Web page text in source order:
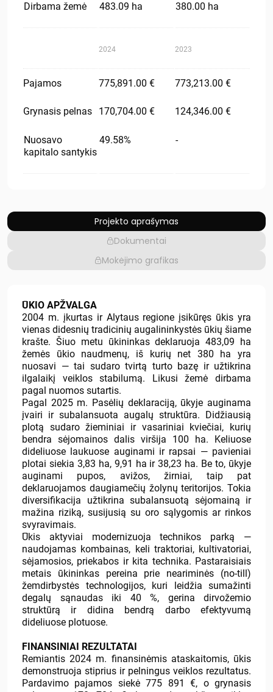
Dirbama žemė 483.09 ha 380.00 ha
2024 2023
Pajamos 775,891.00 € 773,213.00 €
Grynasis pelnas 170,704.00 € 124,346.00 €
Nuosavo
kapitalo santykis
49.58% -
Projekto aprašymas
Dokumentai
Mokėjimo grafikas
ŪKIO APŽVALGA
2004 m. įkurtas ir Alytaus regione įsikūręs ūkis yra
vienas didesnių tradicinių augalininkystės ūkių šiame
krašte. Šiuo metu ūkininkas deklaruoja 483,09 ha
žemės ūkio naudmenų, iš kurių net 380 ha yra
nuosavi — tai sudaro tvirtą turto bazę ir užtikrina
ilgalaikį veiklos stabilumą. Likusi žemė dirbama
pagal nuomos sutartis.
Pagal 2025 m. Pasėlių deklaraciją, ūkyje auginama
įvairi ir subalansuota augalų struktūra. Didžiausią
plotą sudaro žieminiai ir vasariniai kviečiai, kurių
bendra sėjomainos dalis viršija 100 ha. Keliuose
dideliuose laukuose auginami ir rapsai — pavieniai
plotai siekia 3,83 ha, 9,91 ha ir 38,23 ha. Be to, ūkyje
auginami pupos, avižos, žirniai, taip pat
deklaruojamos daugiamečių žolynų teritorijos. Tokia
diversifikacija užtikrina subalansuotą sėjomainą ir
mažina riziką, susijusią su oro sąlygomis ar rinkos
svyravimais.
Ūkis aktyviai modernizuoja technikos parką —
naudojamas kombainas, keli traktoriai, kultivatoriai,
sėjamosios, priekabos ir kita technika. Pastaraisiais
metais ūkininkas pereina prie neariminės (no-till)
žemdirbystės technologijos, kuri leidžia sumažinti
degalų sąnaudas iki 40 %, gerina dirvožemio
struktūrą ir didina bendrą darbo efektyvumą
dideliuose plotuose.
FINANSINIAI REZULTATAI
Remiantis 2024 m. finansinėmis ataskaitomis, ūkis
demonstruoja stiprius ir pelningus veiklos rezultatus.
Pardavimo pajamos siekė 775 891 €, o grynasis